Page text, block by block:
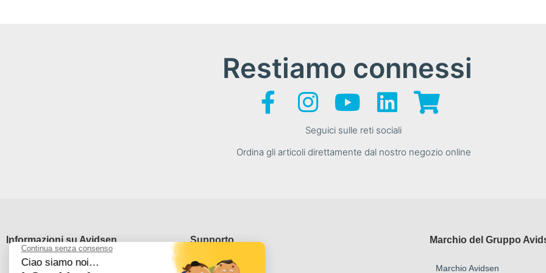
Restiamo connessi
Seguici sulle reti sociali
Ordina gli articoli direttamente dal nostro negozio online
Informazioni su Avidsen
Qui sommes nous ?
Supporto
Supporto
Marchio del Gruppo
Marchio Avidsen